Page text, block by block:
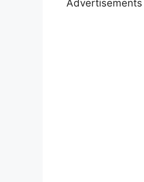
Advertisements